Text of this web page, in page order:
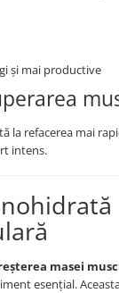
și mai productive
la refacerea mai
intens.
masei
esențial.